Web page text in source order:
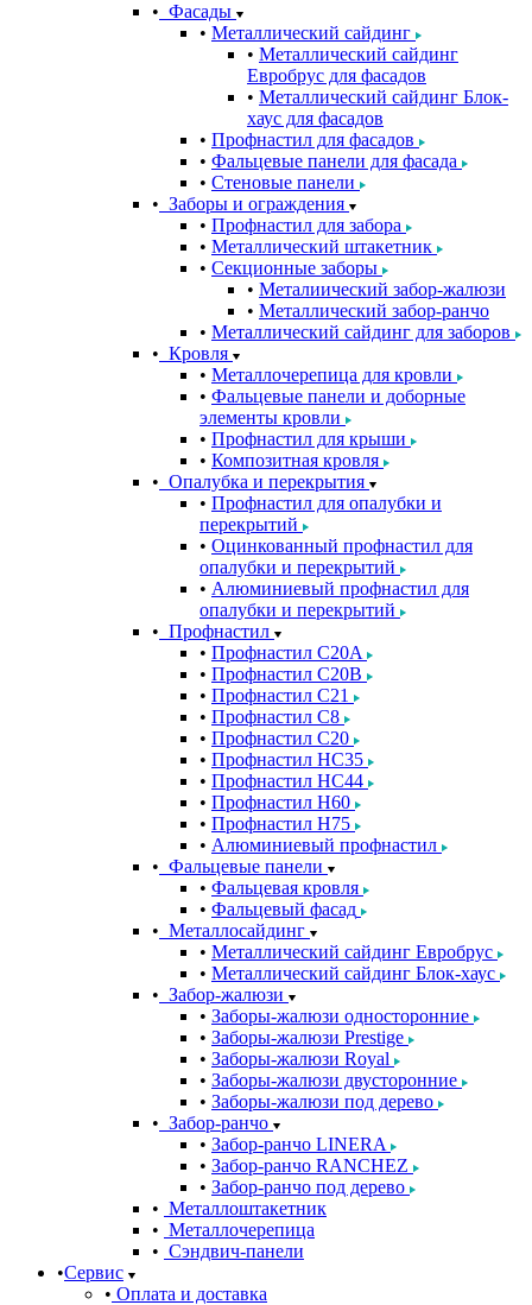
Фасады
Металлический сайдинг
Металлический сайдинг
Евробрус для фасадов
Металлический сайдинг Блок-
хаус для фасадов
Профнастил для фасадов
Фальцевые панели для фасада
Стеновые панели
Заборы и ограждения
Профнастил для забора
Металлический штакетник
Секционные заборы
Металиический забор-жалюзи
Металлический забор-ранчо
Металлический сайдинг для заборов
Кровля
Металлочерепица для кровли
Фальцевые панели и доборные
элементы кровли
Профнастил для крыши
Композитная кровля
Опалубка и перекрытия
Профнастил для опалубки и
перекрытий
Оцинкованный профнастил для
опалубки и перекрытий
Алюминиевый профнастил для
опалубки и перекрытий
Профнастил
Профнастил С20A
Профнастил С20B
Профнастил С21
Профнастил С8
Профнастил С20
Профнастил НС35
Профнастил НС44
Профнастил Н60
Профнастил Н75
Алюминиевый профнастил
Фальцевые панели
Фальцевая кровля
Фальцевый фасад
Металлосайдинг
Металлический сайдинг Евробрус
Металлический сайдинг Блок-хаус
Забор-жалюзи
Заборы-жалюзи односторонние
Заборы-жалюзи Prestige
Заборы-жалюзи Royal
Заборы-жалюзи двусторонние
Заборы-жалюзи под дерево
Забор-ранчо
Забор-ранчо LINERA
Забор-ранчо RANCHEZ
Забор-ранчо под дерево
Металлоштакетник
Металлочерепица
Сэндвич-панели
Сервис
Оплата и доставка